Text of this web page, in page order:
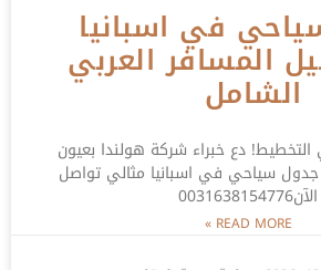
في اسبانيا
دليل المسافر العربي
الشامل
دع خبراء شركة هولندا بعيون
سياحي في اسبانيا مثالي تواصل
الآن0031638154776
READ MORE »